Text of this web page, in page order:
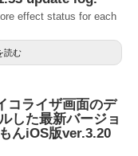
effect status for each
読む
コライザ画面のデ
した最新バージョ
んiOS版ver.3.20